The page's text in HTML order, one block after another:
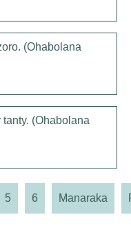
(Ohabolana
(Ohabolana
5 6 Manaraka